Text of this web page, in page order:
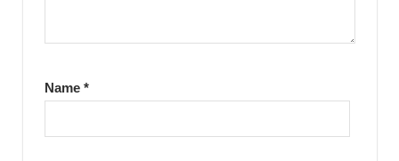
Name *